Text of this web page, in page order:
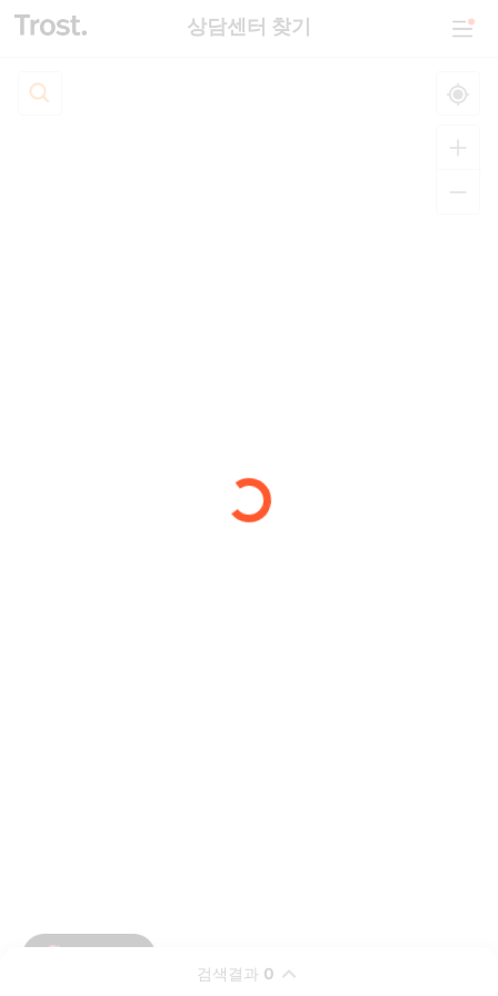
상담센터 찾기
검색결과 0